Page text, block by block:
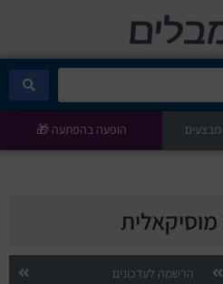
מבצעים הופעה בהפתעה 🎁
הרשמה לעדכונים